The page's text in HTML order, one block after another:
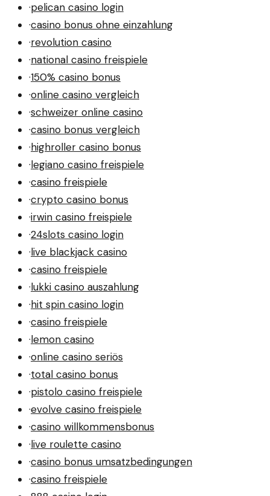
·pelican casino login
·casino bonus ohne einzahlung
·revolution casino
·national casino freispiele
·150% casino bonus
·online casino vergleich
·schweizer online casino
·casino bonus vergleich
·highroller casino bonus
·legiano casino freispiele
·casino freispiele
·crypto casino bonus
·irwin casino freispiele
·24slots casino login
·live blackjack casino
·casino freispiele
·lukki casino auszahlung
·hit spin casino login
·casino freispiele
·lemon casino
·online casino seriös
·total casino bonus
·pistolo casino freispiele
·evolve casino freispiele
·casino willkommensbonus
·live roulette casino
·casino bonus umsatzbedingungen
·casino freispiele